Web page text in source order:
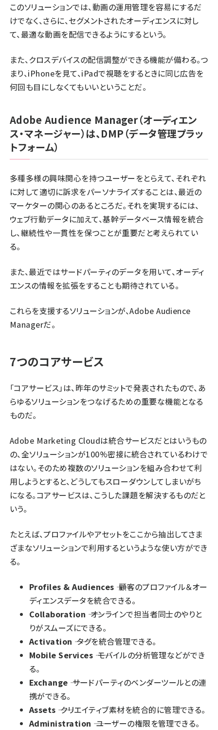
このソリューションでは、動画の運用管理を容易にするだ
けでなく、さらに、セグメントされたオーディエンスに対し
て、最適な動画を配信できるようにするという。
また、クロスデバイスの配信調整ができる機能が備わる。つ
まり、iPhoneを見て、iPadで視聴をするときに同じ広告を
何回も目にしなくてもいいということだ。
Adobe Audience Manager（オーディエン
ス・マネージャー）は、DMP（データ管理プラッ
トフォーム）
多種多様の興味関心を持つユーザーをとらえて、それぞれ
に対して適切に訴求をパーソナライズすることは、最近の
マーケターの関心のあるところだ。それを実現するには、
ウェブ行動データに加えて、基幹データベース情報を統合
し、継続性や一貫性を保つことが重要だと考えられてい
る。
また、最近ではサードパーティのデータを用いて、オーディ
エンスの情報を拡張をすることも期待されている。
これらを支援するソリューションが、Adobe Audience
Managerだ。
7つのコアサービス
「コアサービス」は、昨年のサミットで発表されたもので、あ
らゆるソリューションをつなげるための重要な機能となる
ものだ。
Adobe Marketing Cloudは統合サービスだとはいうもの
の、全ソリューションが100%密接に統合されているわけで
はない。そのため複数のソリューションを組み合わせて利
用しようとすると、どうしてもスローダウンしてしまいがち
になる。コアサービスは、こうした課題を解決するものだと
いう。
たとえば、プロファイルやアセットをここから抽出してさま
ざまなソリューションで利用するというような使い方ができ
る。
Profiles & Audiences ―― 顧客のプロファイル＆オー
ディエンスデータを統合できる。
Collaboration ―― オンラインで担当者同士のやりと
りがスムーズにできる。
Activation ―― タグを統合管理できる。
Mobile Services ―― モバイルの分析管理などができ
る。
Exchange ―― サードパーティのベンダーツールとの連
携ができる。
Assets ―― クリエイティブ素材を統合的に管理できる。
Administration ―― ユーザーの権限を管理できる。